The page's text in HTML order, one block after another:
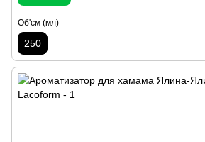
Об'єм (мл)
250